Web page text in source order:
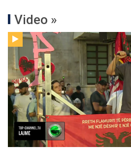
Video »